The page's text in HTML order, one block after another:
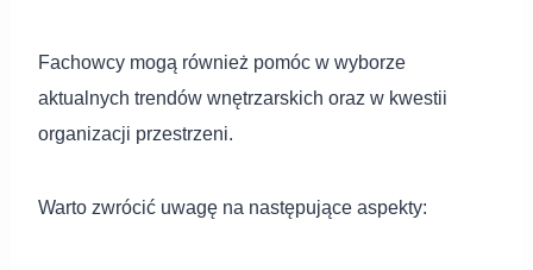
Fachowcy mogą również pomóc w wyborze
aktualnych trendów wnętrzarskich oraz w kwestii
organizacji przestrzeni.
Warto zwrócić uwagę na następujące aspekty: